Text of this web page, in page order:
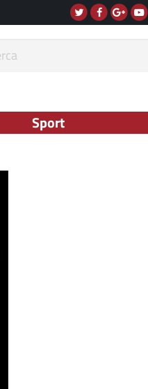
TwitterFacebook
G+
Sport